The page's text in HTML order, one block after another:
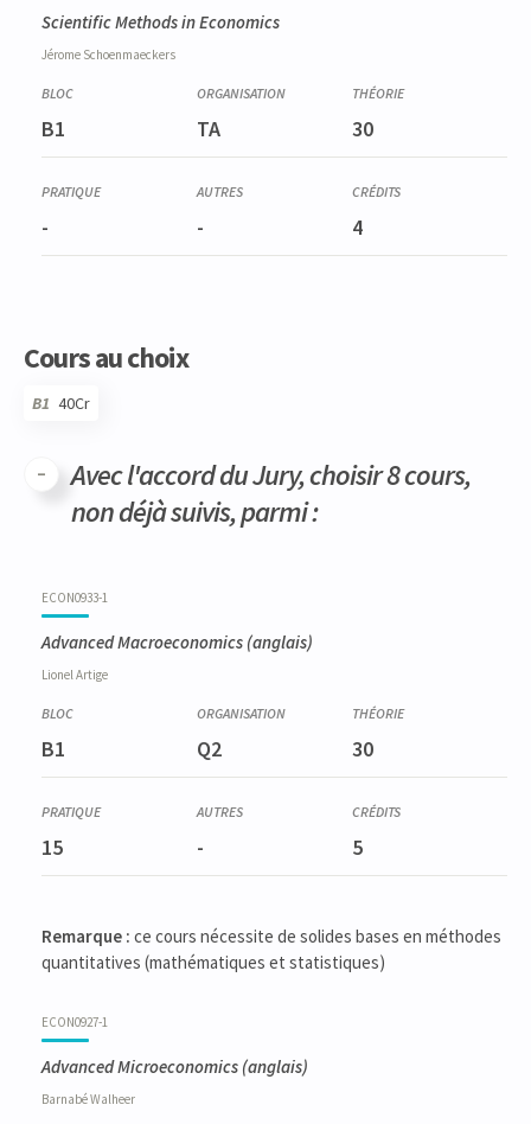
Scientific Methods in Economics
Jérome Schoenmaeckers
B1 TA 30
- - 4
Cours au choix
B1 40Cr
Avec l'accord du Jury, choisir 8 cours,
non déjà suivis, parmi :
ECON0933-1
Advanced Macroeconomics (anglais)
LionelArtige
B1 Q2 30
15 - 5
Remarque : ce cours nécessite de solides bases en méthodes
quantitatives (mathématiques et statistiques)
ECON0927-1
Advanced Microeconomics (anglais)
BarnabéWalheer